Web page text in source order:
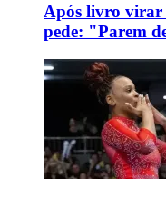
Após livro virar
pede: "Parem